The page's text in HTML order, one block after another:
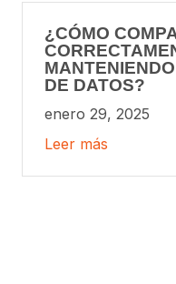
¿CÓMO
DE DATOS?
enero 29, 2025
Leer más